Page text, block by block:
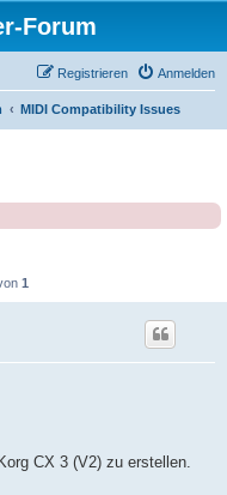
Forum
Anmelden
Registrieren
MIDI Compatibility Issues
1
CX 3 (V2) zu erstellen.